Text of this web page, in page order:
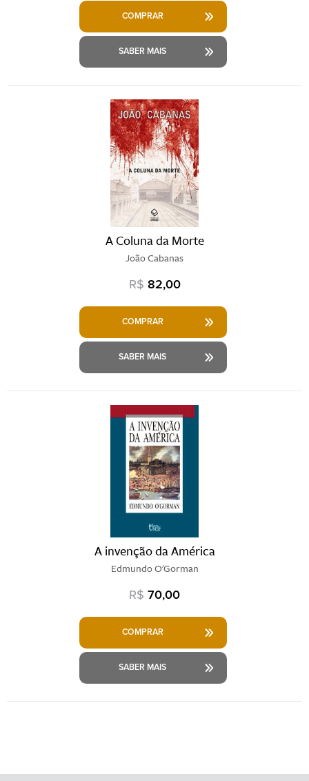
COMPRAR
SABER MAIS
A Coluna da Morte
João Cabanas
R$ 82,00
COMPRAR
SABER MAIS
A invenção da América
Edmundo O'Gorman
R$ 70,00
COMPRAR
SABER MAIS